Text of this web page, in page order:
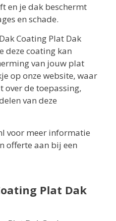
en je dak beschermt
en schade.
Coating Plat Dak
deze coating kan
van jouw plat
op onze website, waar
de toepassing,
van deze
voor meer informatie
offerte aan bij een
Plat Dak